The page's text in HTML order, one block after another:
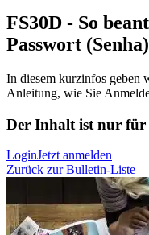
FS30D - So
Passwort (Senha)
In diesem kurzinfos geben
Anleitung, wie Sie
Der Inhalt ist nur
LoginJetzt anmelden
Zurück zur Bulletin-Liste